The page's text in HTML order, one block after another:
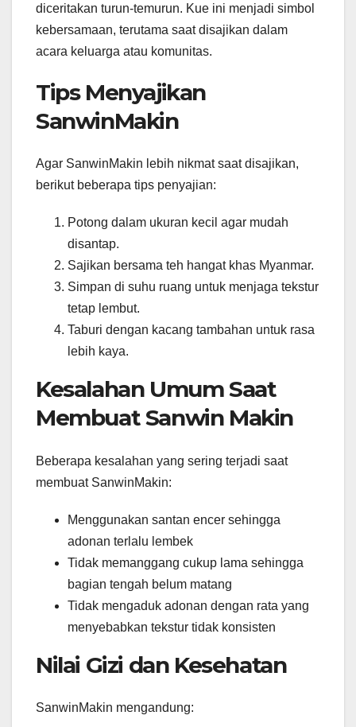
diceritakan turun-temurun. Kue ini menjadi simbol
kebersamaan, terutama saat disajikan dalam
acara keluarga atau komunitas.
Tips Menyajikan
SanwinMakin
Agar SanwinMakin lebih nikmat saat disajikan,
berikut beberapa tips penyajian:
Potong dalam ukuran kecil agar mudah
disantap.
Sajikan bersama teh hangat khas Myanmar.
Simpan di suhu ruang untuk menjaga tekstur
tetap lembut.
Taburi dengan kacang tambahan untuk rasa
lebih kaya.
Kesalahan Umum Saat
Membuat Sanwin Makin
Beberapa kesalahan yang sering terjadi saat
membuat SanwinMakin:
Menggunakan santan encer sehingga
adonan terlalu lembek
Tidak memanggang cukup lama sehingga
bagian tengah belum matang
Tidak mengaduk adonan dengan rata yang
menyebabkan tekstur tidak konsisten
Nilai Gizi dan Kesehatan
SanwinMakin mengandung: